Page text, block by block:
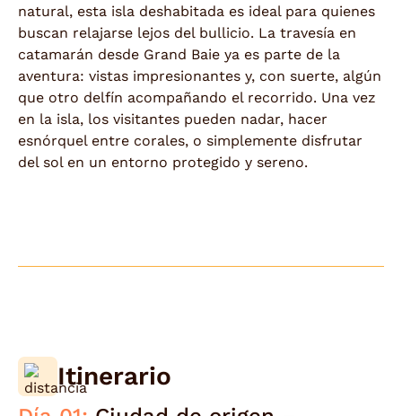
natural, esta isla deshabitada es ideal para quienes
buscan relajarse lejos del bullicio. La travesía en
catamarán desde Grand Baie ya es parte de la
aventura: vistas impresionantes y, con suerte, algún
que otro delfín acompañando el recorrido. Una vez
en la isla, los visitantes pueden nadar, hacer
esnórquel entre corales, o simplemente disfrutar
del sol en un entorno protegido y sereno.
Itinerario